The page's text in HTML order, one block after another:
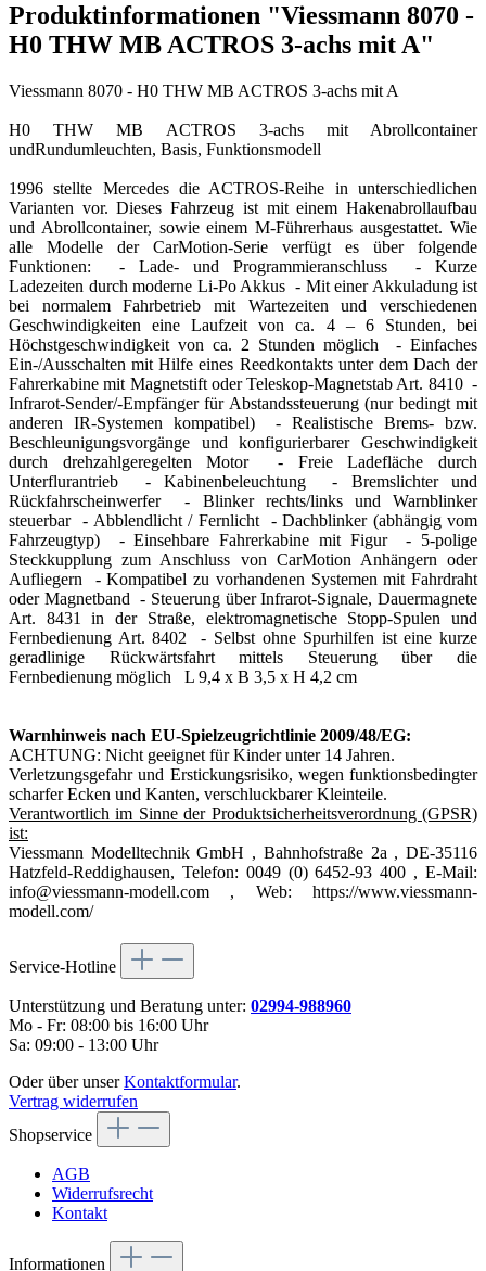
Produktinformationen "Viessmann 8070 -
H0 THW MB ACTROS 3-achs mit A"
Viessmann 8070 - H0 THW MB ACTROS 3-achs mit A
H0 THW MB ACTROS 3-achs mit Abrollcontainer
undRundumleuchten, Basis, Funktionsmodell
1996 stellte Mercedes die ACTROS-Reihe in unterschiedlichen
Varianten vor. Dieses Fahrzeug ist mit einem Hakenabrollaufbau
und Abrollcontainer, sowie einem M-Führerhaus ausgestattet. Wie
alle Modelle der CarMotion-Serie verfügt es über folgende
Funktionen: - Lade- und Programmieranschluss - Kurze
Ladezeiten durch moderne Li-Po Akkus - Mit einer Akkuladung ist
bei normalem Fahrbetrieb mit Wartezeiten und verschiedenen
Geschwindigkeiten eine Laufzeit von ca. 4 – 6 Stunden, bei
Höchstgeschwindigkeit von ca. 2 Stunden möglich - Einfaches
Ein-/Ausschalten mit Hilfe eines Reedkontakts unter dem Dach der
Fahrerkabine mit Magnetstift oder Teleskop-Magnetstab Art. 8410 -
Infrarot-Sender/-Empfänger für Abstandssteuerung (nur bedingt mit
anderen IR-Systemen kompatibel) - Realistische Brems- bzw.
Beschleunigungsvorgänge und konfigurierbarer Geschwindigkeit
durch drehzahlgeregelten Motor - Freie Ladefläche durch
Unterflurantrieb - Kabinenbeleuchtung - Bremslichter und
Rückfahrscheinwerfer - Blinker rechts/links und Warnblinker
steuerbar - Abblendlicht / Fernlicht - Dachblinker (abhängig vom
Fahrzeugtyp) - Einsehbare Fahrerkabine mit Figur - 5-polige
Steckkupplung zum Anschluss von CarMotion Anhängern oder
Aufliegern - Kompatibel zu vorhandenen Systemen mit Fahrdraht
oder Magnetband - Steuerung über Infrarot-Signale, Dauermagnete
Art. 8431 in der Straße, elektromagnetische Stopp-Spulen und
Fernbedienung Art. 8402 - Selbst ohne Spurhilfen ist eine kurze
geradlinige Rückwärtsfahrt mittels Steuerung über die
Fernbedienung möglich L 9,4 x B 3,5 x H 4,2 cm
Warnhinweis nach EU-Spielzeugrichtlinie 2009/48/EG:
ACHTUNG: Nicht geeignet für Kinder unter 14 Jahren.
Verletzungsgefahr und Erstickungsrisiko, wegen funktionsbedingter
scharfer Ecken und Kanten, verschluckbarer Kleinteile.
Verantwortlich im Sinne der Produktsicherheitsverordnung (GPSR)
ist:
Viessmann Modelltechnik GmbH , Bahnhofstraße 2a , DE-35116
Hatzfeld-Reddighausen, Telefon: 0049 (0) 6452-93 400 , E-Mail:
info@viessmann-modell.com , Web: https://www.viessmann-
modell.com/
Service-Hotline
Unterstützung und Beratung unter: 02994-988960
Mo - Fr: 08:00 bis 16:00 Uhr
Sa: 09:00 - 13:00 Uhr
Oder über unserKontaktformular.
Vertrag widerrufen
Shopservice
AGB
Widerrufsrecht
Kontakt
Informationen